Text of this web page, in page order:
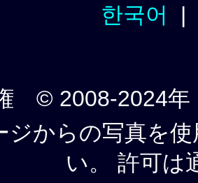
한국어
© 2008-2024年
ジからの写真を
い。 許可は